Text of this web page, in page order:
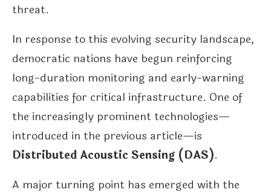
threat.
In response to this evolving security landscape,
democratic nations have begun reinforcing
long-duration monitoring and early-warning
capabilities for critical infrastructure. One of
the increasingly prominent technologies—
introduced in the previous article—is
Distributed Acoustic Sensing (DAS).
A major turning point has emerged with the